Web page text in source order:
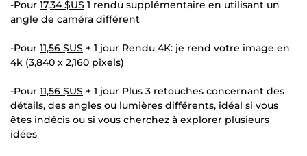
-Pour 17,34 $US 1 rendu supplémentaire en utilisant un
angle de caméra différent
-Pour 11,56 $US + 1 jour Rendu 4K: je rend votre image en
4k (3,840 x 2,160 pixels)
-Pour 11,56 $US + 1 jour Plus 3 retouches concernant des
détails, des angles ou lumières différents, idéal si vous
êtes indécis ou si vous cherchez à explorer plusieurs
idées